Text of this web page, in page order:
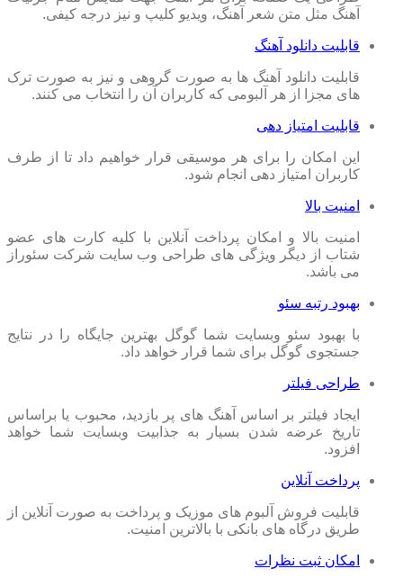
آهنگ مثل متن شعر آهنگ، ویدیو کلیپ و نیز درجه کیفی.
قابلیت دانلود آهنگ
قابلیت دانلود آهنگ ها به صورت گروهی و نیز به صورت ترک
های مجزا از هر آلبومی که کاربران آن را انتخاب می کنند.
قابلیت امتیاز دهی
این امکان را برای هر موسیقی قرار خواهیم داد تا از طرف
کاربران امتیاز دهی انجام شود.
امنیت بالا
امنیت بالا و امکان پرداخت آنلاین با کلیه کارت های عضو
شتاب از دیگر ویژگی های طراحی وب سایت شرکت سئوراز
می باشد.
بهبود رتبه سئو
با بهبود سئو وبسایت شما گوگل بهترین جایگاه را در نتایج
جستجوی گوگل برای شما قرار خواهد داد.
طراحی فیلتر
ایجاد فیلتر بر اساس آهنگ های پر بازدید، محبوب یا براساس
تاریخ عرضه شدن بسیار به جذابیت وبسایت شما خواهد
افزود.
پرداخت آنلاین
قابلیت فروش آلبوم های موزیک و پرداخت به صورت آنلاین از
طریق درگاه های بانکی با بالاترین امنیت.
امکان ثبت نظرات